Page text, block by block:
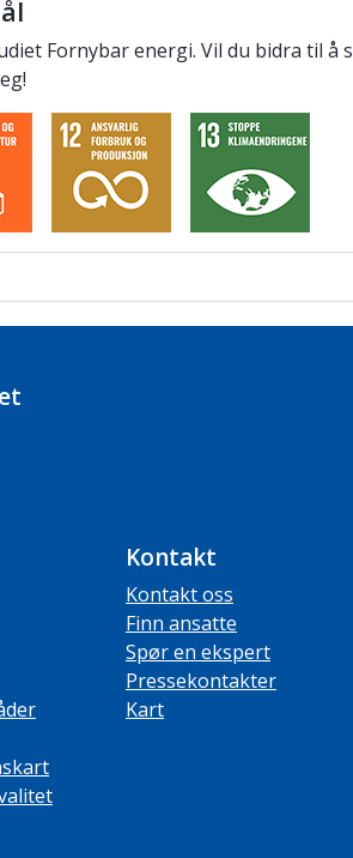
Fornybar energi. Vil du bidra til
Kontakt
Kontakt oss
Finn ansatte
Spør en ekspert
Pressekontakter
Kart